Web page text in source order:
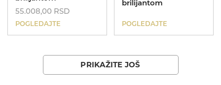
55.008,00 RSD
POGLEDAJTE
brilijantom
POGLEDAJTE
PRIKAŽITE JOŠ